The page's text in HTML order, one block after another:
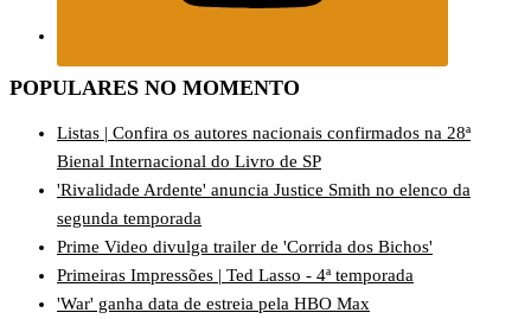
POPULARES NO MOMENTO
Listas | Confira os autores nacionais confirmados na 28ª
Bienal Internacional do Livro de SP
'Rivalidade Ardente' anuncia Justice Smith no elenco da
segunda temporada
Prime Video divulga trailer de 'Corrida dos Bichos'
Primeiras Impressões | Ted Lasso - 4ª temporada
'War' ganha data de estreia pela HBO Max